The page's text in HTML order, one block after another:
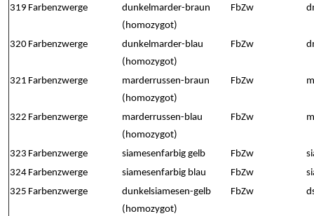
319 Farbenzwerge
dunkelmarder-braun
(homozygot)
FbZw
320 Farbenzwerge
dunkelmarder-blau
(homozygot)
FbZw
321 Farbenzwerge
marderrussen-braun
(homozygot)
FbZw
322 Farbenzwerge
marderrussen-blau
(homozygot)
FbZw
323 Farbenzwerge siamesenfarbig gelb FbZw
324 Farbenzwerge siamesenfarbig blau FbZw
325 Farbenzwerge
dunkelsiamesen-gelb
(homozygot)
FbZw